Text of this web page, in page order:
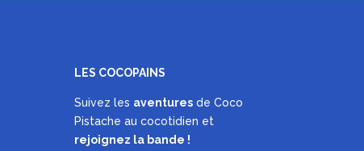
LES COCOPAINS
Suivez les aventures de Coco
Pistache au cocotidien et
rejoignez la bande !